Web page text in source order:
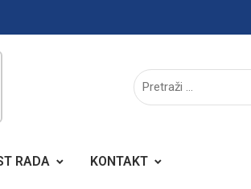
RADA KONTAKT